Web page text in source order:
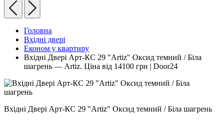
Головна
Вхідні двері
Економ у квартиру
Вхідні Двері Арт-КС 29 "Artiz" Оксид темний / Біла
шагрень — Artiz. Ціна від 14100 грн | Door24
Вхідні Двері Арт-КС 29 "Artiz" Оксид темний / Біла шагрень